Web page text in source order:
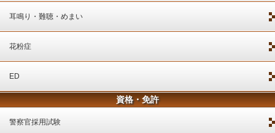
耳鳴り・難聴・めまい
花粉症
ED
資格・免許
警察官採用試験